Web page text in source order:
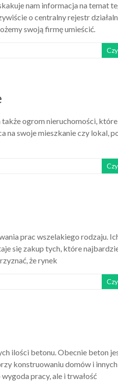
nam informacja na temat
o centralny rejestr
swoją firmę umieścić.
ogrom nieruchomości,
na swoje mieszkanie czy lokal,
prac wszelakiego rodzaju.
się zakup tych, które
że rynek
ilości betonu. Obecnie beton
konstruowaniu domów i innych
pracy, ale i trwałość